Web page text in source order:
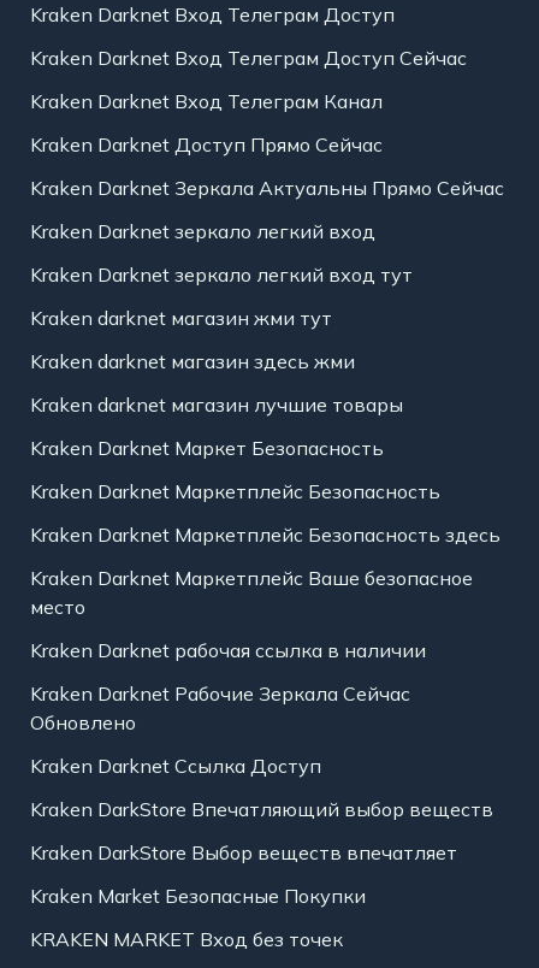
Kraken Darknet Вход Телеграм Доступ
Kraken Darknet Вход Телеграм Доступ Сейчас
Kraken Darknet Вход Телеграм Канал
Kraken Darknet Доступ Прямо Сейчас
Kraken Darknet Зеркала Актуальны Прямо Сейчас
Kraken Darknet зеркало легкий вход
Kraken Darknet зеркало легкий вход тут
Kraken darknet магазин жми тут
Kraken darknet магазин здесь жми
Kraken darknet магазин лучшие товары
Kraken Darknet Маркет Безопасность
Kraken Darknet Маркетплейс Безопасность
Kraken Darknet Маркетплейс Безопасность здесь
Kraken Darknet Маркетплейс Ваше безопасное
место
Kraken Darknet рабочая ссылка в наличии
Kraken Darknet Рабочие Зеркала Сейчас
Обновлено
Kraken Darknet Ссылка Доступ
Kraken DarkStore Впечатляющий выбор веществ
Kraken DarkStore Выбор веществ впечатляет
Kraken Market Безопасные Покупки
KRAKEN MARKET Вход без точек